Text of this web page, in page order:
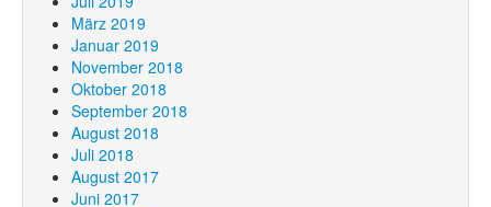
März 2019
Januar 2019
November 2018
Oktober 2018
September 2018
August 2018
Juli 2018
August 2017
Juni 2017